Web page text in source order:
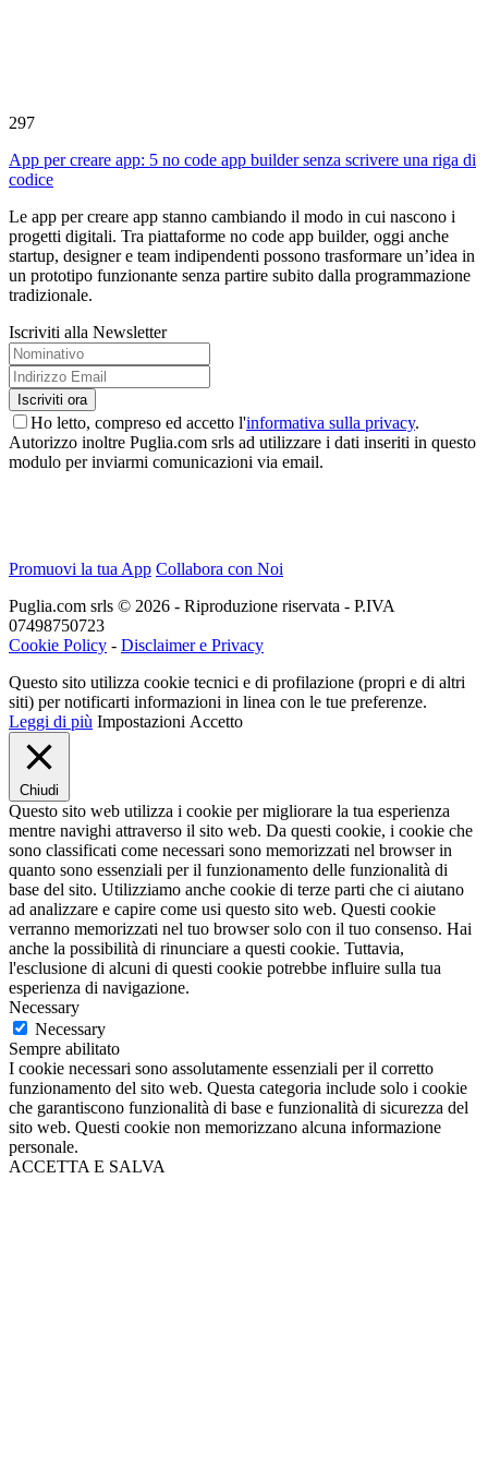
297
App per creare app: 5 no code app builder senza scrivere una riga di
codice
Le app per creare app stanno cambiando il modo in cui nascono i
progetti digitali. Tra piattaforme no code app builder, oggi anche
startup, designer e team indipendenti possono trasformare un’idea in
un prototipo funzionante senza partire subito dalla programmazione
tradizionale.
Iscriviti alla Newsletter
Ho letto, compreso ed accetto l'informativa sulla privacy.
Autorizzo inoltre Puglia.com srls ad utilizzare i dati inseriti in questo
modulo per inviarmi comunicazioni via email.
Promuovi la tua App Collabora con Noi
Puglia.com srls © 2026 - Riproduzione riservata - P.IVA
07498750723
Cookie Policy - Disclaimer e Privacy
Questo sito utilizza cookie tecnici e di profilazione (propri e di altri
siti) per notificarti informazioni in linea con le tue preferenze.
Leggi di più Impostazioni Accetto
Chiudi
Questo sito web utilizza i cookie per migliorare la tua esperienza
mentre navighi attraverso il sito web. Da questi cookie, i cookie che
sono classificati come necessari sono memorizzati nel browser in
quanto sono essenziali per il funzionamento delle funzionalità di
base del sito. Utilizziamo anche cookie di terze parti che ci aiutano
ad analizzare e capire come usi questo sito web. Questi cookie
verranno memorizzati nel tuo browser solo con il tuo consenso. Hai
anche la possibilità di rinunciare a questi cookie. Tuttavia,
l'esclusione di alcuni di questi cookie potrebbe influire sulla tua
esperienza di navigazione.
Necessary
Necessary
Sempre abilitato
I cookie necessari sono assolutamente essenziali per il corretto
funzionamento del sito web. Questa categoria include solo i cookie
che garantiscono funzionalità di base e funzionalità di sicurezza del
sito web. Questi cookie non memorizzano alcuna informazione
personale.
ACCETTA E SALVA